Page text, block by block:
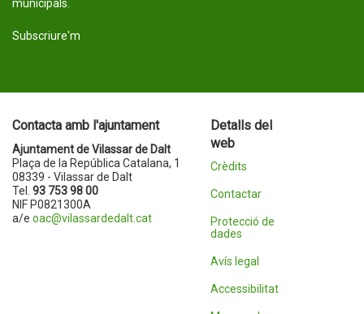
municipals.
Subscriure'm
Contacta amb l'ajuntament
Ajuntament de Vilassar de Dalt
Plaça de la República Catalana, 1
08339 - Vilassar de Dalt
Tel. 93 753 98 00
NIF P0821300A
a/e oac@vilassardedalt.cat
Detalls del
web
Crèdits
Contactar
Protecció de
dades
Avís legal
Accessibilitat